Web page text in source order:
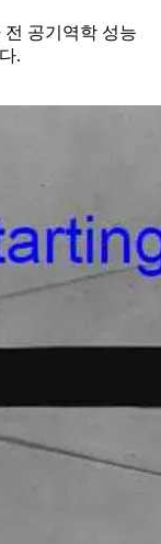
전 공기역학 성능
.